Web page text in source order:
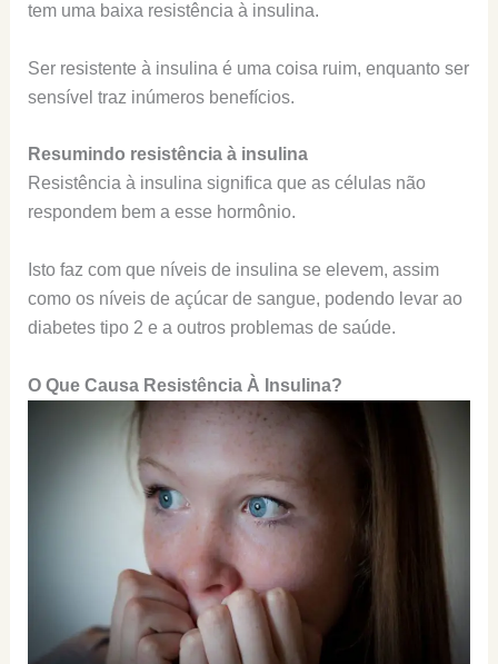
tem uma baixa resistência à insulina.
Ser resistente à insulina é uma coisa ruim, enquanto ser
sensível traz inúmeros benefícios.
Resumindo resistência à insulina
Resistência à insulina significa que as células não
respondem bem a esse hormônio.
Isto faz com que níveis de insulina se elevem, assim
como os níveis de açúcar de sangue, podendo levar ao
diabetes tipo 2 e a outros problemas de saúde.
O Que Causa Resistência À Insulina?